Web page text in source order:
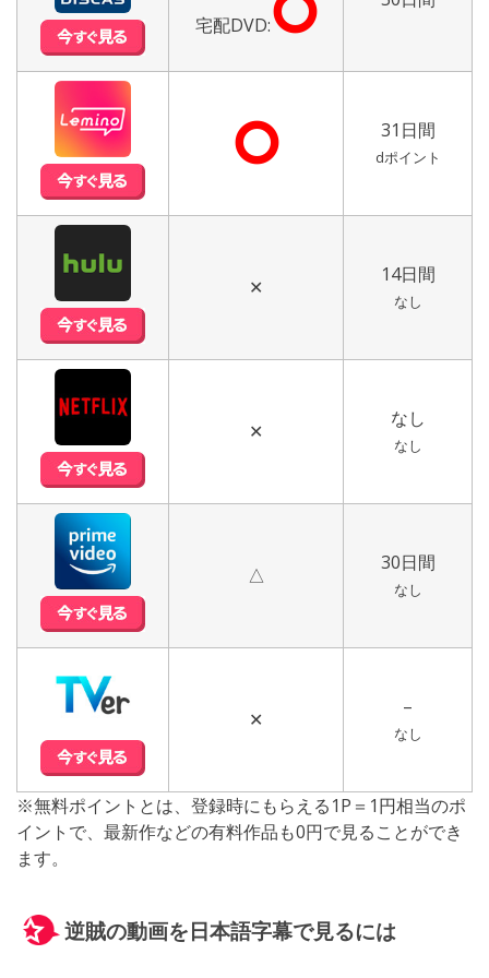
宅配DVD:
⭘ 31日間
dポイント
✕
14日間
なし
✕
なし
なし
△
30日間
なし
✕
–
なし
※無料ポイントとは、登録時にもらえる1P＝1円相当のポ
イントで、最新作などの有料作品も0円で見ることができ
ます。
逆賊の動画を日本語字幕で見るには